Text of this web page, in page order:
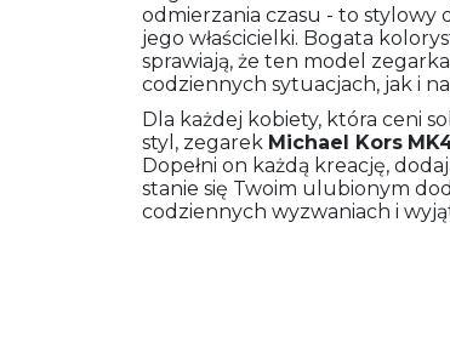
odmierzania czasu - to
jego właścicielki. Bogata
sprawiają, że ten model
codziennych sytuacjach, jak i
Dla każdej kobiety, która ceni
styl, zegarek Michael Kors
Dopełni on każdą kreację,
stanie się Twoim ulubionym
codziennych wyzwaniach i